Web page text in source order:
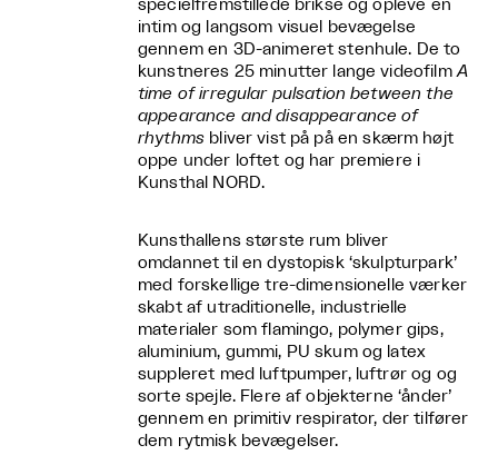
specielfremstillede brikse og opleve en
intim og langsom visuel bevægelse
gennem en 3D-animeret stenhule. De to
kunstneres 25 minutter lange videofilmA
time of irregular pulsation between the
appearance and disappearance of
rhythms bliver vist på på en skærm højt
oppe under loftet og har premiere i
Kunsthal NORD.
Kunsthallens største rum bliver
omdannet til en dystopisk ‘skulpturpark’
med forskellige tre-dimensionelle værker
skabt af utraditionelle, industrielle
materialer som flamingo, polymer gips,
aluminium, gummi, PU skum og latex
suppleret med luftpumper, luftrør og og
sorte spejle. Flere af objekterne ‘ånder’
gennem en primitiv respirator, der tilfører
dem rytmisk bevægelser.